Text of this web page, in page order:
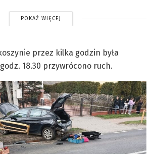
POKAŻ WIĘCEJ
przez kilka godzin była
18.30 przywrócono ruch.